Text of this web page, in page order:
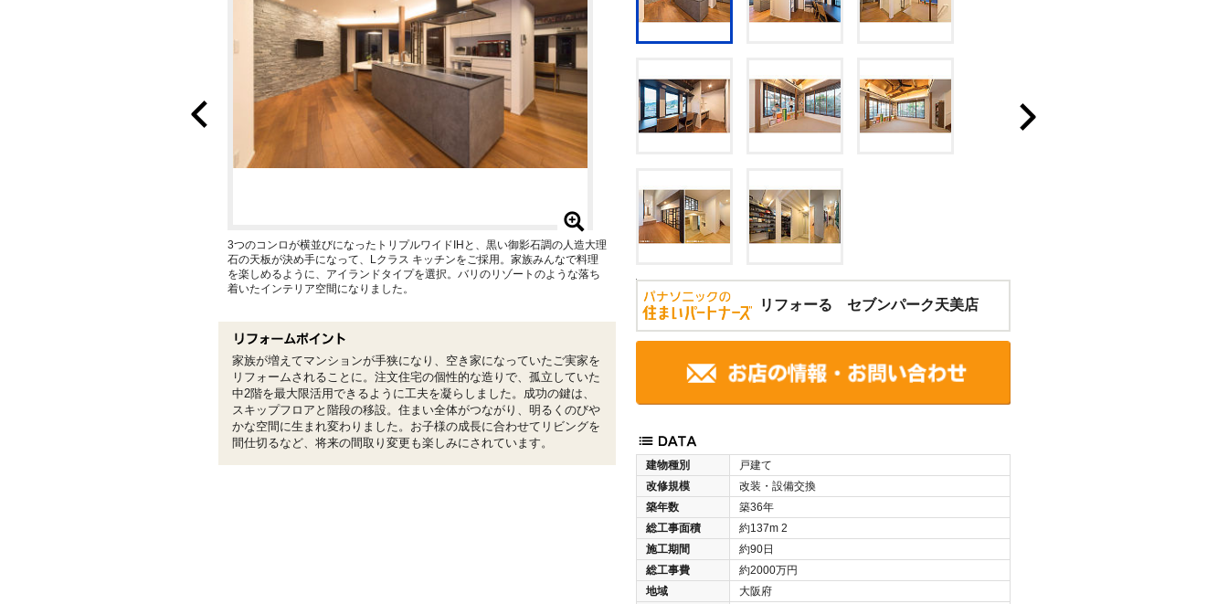
リフォーる セブンパーク天美店
建物種別
戸建て
改修規模
改装・設備交換
築年数
築36年
総工事面積
約137m 2
施工期間
約90日
総工事費
約2000万円
地域
大阪府
3つのコンロが横並びになったトリプルワイドIHと、黒い御影石調の人造大理
石の天板が決め手になって、Lクラス キッチンをご採用。家族みんなで料理
を楽しめるように、アイランドタイプを選択。バリのリゾートのような落ち
着いたインテリア空間になりました。
家族が増えてマンションが手狭になり、空き家になっていたご実家を
リフォームされることに。注文住宅の個性的な造りで、孤立していた
中2階を最大限活用できるように工夫を凝らしました。成功の鍵は、
スキップフロアと階段の移設。住まい全体がつながり、明るくのびや
かな空間に生まれ変わりました。お子様の成長に合わせてリビングを
間仕切るなど、将来の間取り変更も楽しみにされています。